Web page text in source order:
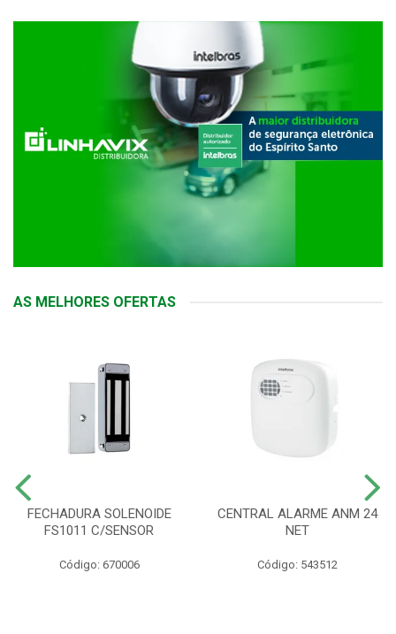
AS MELHORES OFERTAS
FECHADURA SOLENOIDE
FS1011 C/SENSOR
Código: 670006
CENTRAL ALARME ANM 24
NET
Código: 543512